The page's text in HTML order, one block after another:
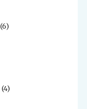
(6)
(4)